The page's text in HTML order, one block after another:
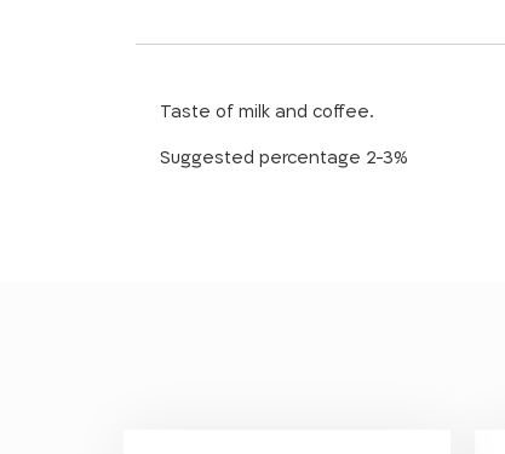
Taste of milk and coffee.
Suggested percentage 2-3%